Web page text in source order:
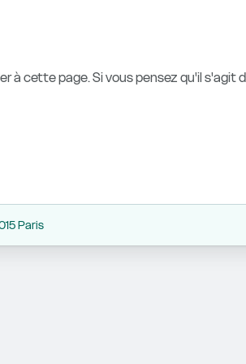
à cette page. Si vous pensez qu'il s'agit
Paris